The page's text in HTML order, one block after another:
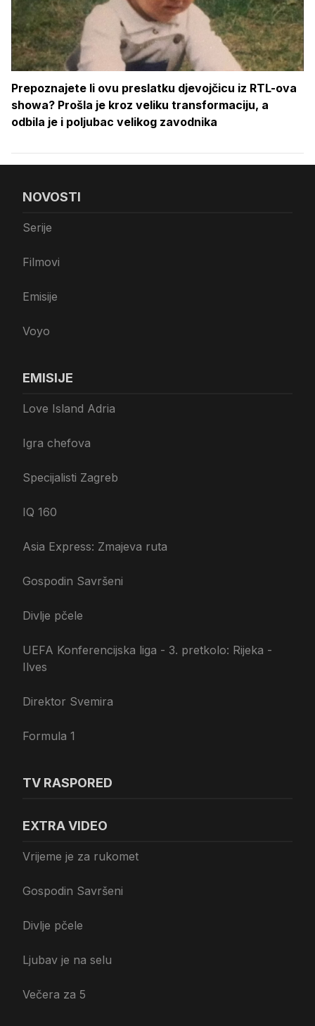
Prepoznajete li ovu preslatku djevojčicu iz RTL-ova
showa? Prošla je kroz veliku transformaciju, a
odbila je i poljubac velikog zavodnika
NOVOSTI
Serije
Filmovi
Emisije
Voyo
EMISIJE
Love Island Adria
Igra chefova
Specijalisti Zagreb
IQ 160
Asia Express: Zmajeva ruta
Gospodin Savršeni
Divlje pčele
UEFA Konferencijska liga - 3. pretkolo: Rijeka -
Ilves
Direktor Svemira
Formula 1
TV RASPORED
EXTRA VIDEO
Vrijeme je za rukomet
Gospodin Savršeni
Divlje pčele
Ljubav je na selu
Večera za 5